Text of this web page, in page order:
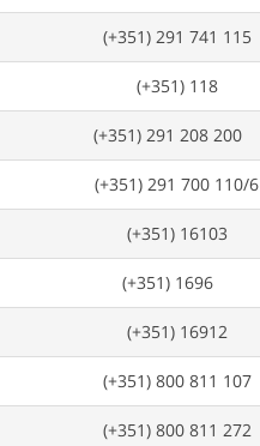
(+351) 291 741 115
(+351) 118
(+351) 291 208 200
(+351) 291 700 110/6
(+351) 16103
(+351) 1696
(+351) 16912
(+351) 800 811 107
(+351) 800 811 272